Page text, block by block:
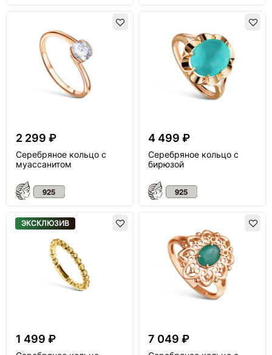
2 299 ₽
Серебряное кольцо с
муассанитом
4 499 ₽
Серебряное кольцо с
бирюзой
ЭКСКЛЮЗИВ
1 499 ₽ 7 049 ₽